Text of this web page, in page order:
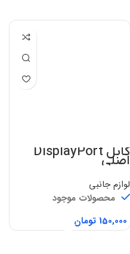
کابل DisplayPort
اصلی
لوازم جانبی
محصولات موجود
تومان